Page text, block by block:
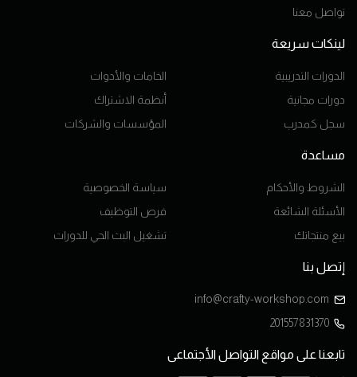
تواصل معنا
لينكات سريعة
الدورات التدريبية
الخامات والأدوات
دورات مجانية
أنظمة الاشتراك
سجل كمدرب
المؤسسات والشركات
مساعدة
الشروط والأحكام
سياسة الخصوصية
الأسئلة الشائعة
فرص التوظيف
بيع منتجاتك
تشغيل البث الحي للدورات
إتصل بنا
info@crafty-workshop.com
201557831370
تابعنا على مواقع التواصل الأجتماعى